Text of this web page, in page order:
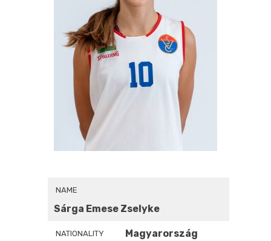
NAME
Sárga Emese Zselyke
NATIONALITY Magyarország